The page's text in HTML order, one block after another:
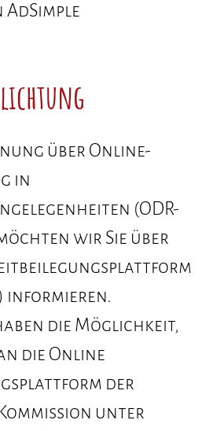
AdSimple
über Online-
in
(ODR-
wir Sie über
informieren.
die Möglichkeit,
die Online
der
unter